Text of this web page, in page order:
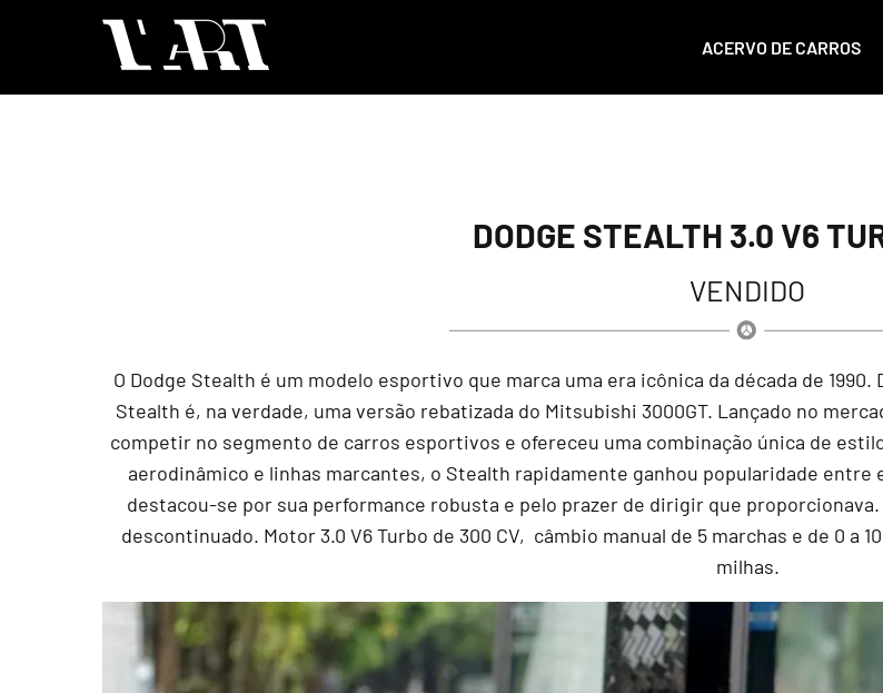
ACERVO DE CARROS
DODGE STEALTH 3.0 V6
VENDIDO
O Dodge Stealth é um modelo esportivo que marca uma era icônica da década de
Stealth é, na verdade, uma versão rebatizada do Mitsubishi 3000GT. Lançado no
competir no segmento de carros esportivos e ofereceu uma combinação única de
aerodinâmico e linhas marcantes, o Stealth rapidamente ganhou popularidade
destacou-se por sua performance robusta e pelo prazer de dirigir que
descontinuado. Motor 3.0 V6 Turbo de 300 CV, câmbio manual de 5 marchas e de 0 a
milhas.